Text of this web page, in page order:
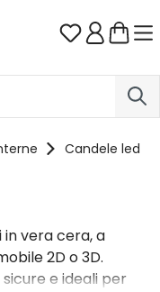
Hai 0
Candele led
vera cera, a
2D o 3D.
e ideali per